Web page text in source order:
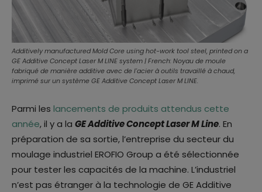
Additively manufactured Mold Core using hot-work tool steel, printed on a
GE Additive Concept Laser M LINE system | French: Noyau de moule
fabriqué de manière additive avec de l'acier à outils travaillé à chaud,
imprimé sur un système GE Additive Concept Laser M LINE.
Parmi les lancements de produits attendus cette
année, il y a la GE Additive Concept Laser M Line. En
préparation de sa sortie, l’entreprise du secteur du
moulage industriel EROFIO Group a été sélectionnée
pour tester les capacités de la machine. L’industriel
n’est pas étranger à la technologie de GE Additive